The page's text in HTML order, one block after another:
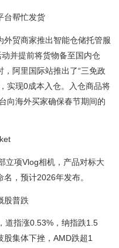
台帮忙发货
贸商家推出智能仓储托管服
并提前将货物备至国内仓
阿里国际站推出了“三免政
实现0成本入仓。入仓商品将
向海外买家确保春节期间的
立项Vlog相机，产品对标大
，预计2026年发布。
股普跌
道指涨0.53%，纳指跌1.5
集体下挫，AMD跌超1